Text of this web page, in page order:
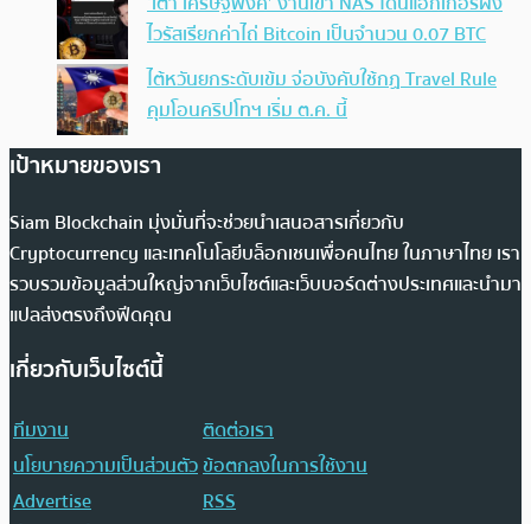
ไวรัสเรียกค่าไถ่ Bitcoin เป็นจำนวน 0.07 BTC
ไต้หวันยกระดับเข้ม จ่อบังคับใช้กฏ Travel Rule
คุมโอนคริปโทฯ เริ่ม ต.ค. นี้
เป้าหมายของเรา
Siam Blockchain มุ่งมั่นที่จะช่วยนำเสนอสารเกี่ยวกับ
Cryptocurrency และเทคโนโลยีบล็อกเชนเพื่อคนไทย ในภาษาไทย เรา
รวบรวมข้อมูลส่วนใหญ่จากเว็บไซต์และเว็บบอร์ดต่างประเทศและนำมา
แปลส่งตรงถึงฟีดคุณ
เกี่ยวกับเว็บไซต์นี้
ทีมงาน
ติดต่อเรา
นโยบายความเป็นส่วนตัวข้อตกลงในการใช้งาน
Advertise
RSS